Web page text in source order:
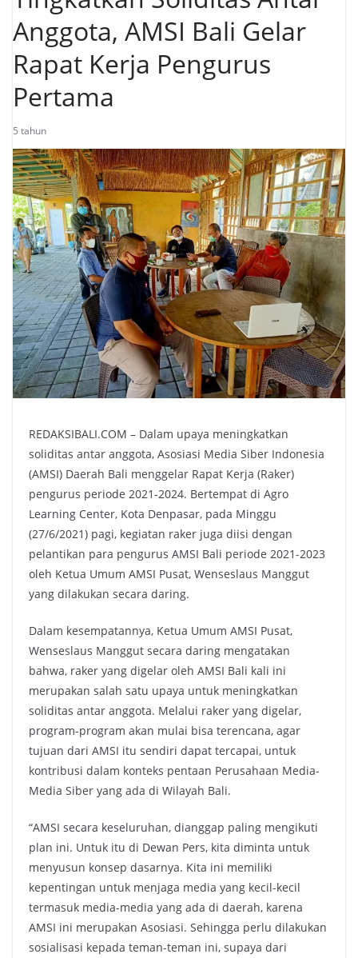
Anggota, AMSI Bali Gelar
Rapat Kerja Pengurus
Pertama
5 tahun
REDAKSIBALI.COM – Dalam upaya meningkatkan
soliditas antar anggota, Asosiasi Media Siber Indonesia
(AMSI) Daerah Bali menggelar Rapat Kerja (Raker)
pengurus periode 2021-2024. Bertempat di Agro
Learning Center, Kota Denpasar, pada Minggu
(27/6/2021) pagi, kegiatan raker juga diisi dengan
pelantikan para pengurus AMSI Bali periode 2021-2023
oleh Ketua Umum AMSI Pusat, Wenseslaus Manggut
yang dilakukan secara daring.
Dalam kesempatannya, Ketua Umum AMSI Pusat,
Wenseslaus Manggut secara daring mengatakan
bahwa, raker yang digelar oleh AMSI Bali kali ini
merupakan salah satu upaya untuk meningkatkan
soliditas antar anggota. Melalui raker yang digelar,
program-program akan mulai bisa terencana, agar
tujuan dari AMSI itu sendiri dapat tercapai, untuk
kontribusi dalam konteks pentaan Perusahaan Media-
Media Siber yang ada di Wilayah Bali.
“AMSI secara keseluruhan, dianggap paling mengikuti
plan ini. Untuk itu di Dewan Pers, kita diminta untuk
menyusun konsep dasarnya. Kita ini memiliki
kepentingan untuk menjaga media yang kecil-kecil
termasuk media-media yang ada di daerah, karena
AMSI ini merupakan Asosiasi. Sehingga perlu dilakukan
sosialisasi kepada teman-teman ini, supaya dari